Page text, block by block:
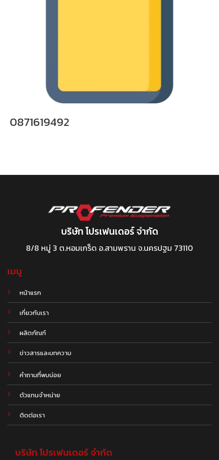
0871619492
บริษัท โปรเฟนเดอร์ จำกัด
8/8 หมู่ 3 ต.หอมเกร็ด อ.สามพราน จ.นครปฐม 73110
เมนู
หน้าแรก
เกี่ยวกับเรา
ผลิตภัณฑ์
ข่าวสารและบทความ
.
คำถามที่พบบ่อย
ตัวแทนจำหน่าย
ติดต่อเรา
บริษัท โปรเฟนเดอร์ จำกัด